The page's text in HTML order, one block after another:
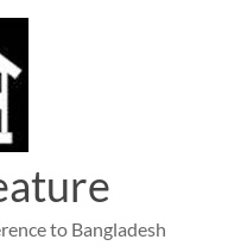
to Bangladesh